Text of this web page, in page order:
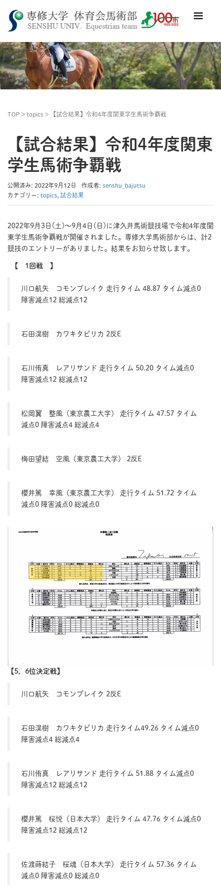
TOP > topics > 【試合結果】令和4年度関東学生馬術争覇戦
【試合結果】令和4年度関東
学生馬術争覇戦
公開済み: 2022年9月12日 作成者: senshu_bajutsu
カテゴリー: topics 試合結果
2022年9月3日(土)～9月4日(日)に津久井馬術競技場で令和4年度関
東学生馬術争覇戦が開催されました。専修大学馬術部からは、計2
競技のエントリーがありました。結果をお知らせ致します。
【 1回戦 】
川口航矢 コモンブレイク 走行タイム 48.87 タイム減点0
障害減点12 総減点12
石田滉樹 カワキタピリカ 2反E
石川侑真 レアリサンド 走行タイム 50.20 タイム減点0
障害減点12 総減点12
松岡翼 整風（東京農工大学） 走行タイム 47.57 タイム
減点0 障害減点4 総減点4
梅田望結 空風（東京農工大学） 2反E
櫻井篤 幸風（東京農工大学） 走行タイム 51.72 タイム
減点0 障害減点0 総減点0
【5，6位決定戦】
川口航矢 コモンブレイク 2反E
石田滉樹 カワキタピリカ 走行タイム49.26 タイム減点0
障害減点4 総減点4
石川侑真 レアリサンド 走行タイム 51.88 タイム減点0
障害減点12 総減点12
櫻井篤 桜悦（日本大学） 走行タイム 47.76 タイム減点0
障害減点12 総減点12
佐渡蒔結子 桜魂（日本大学） 走行タイム 57.36 タイム
減点0 障害減点0 総減点0